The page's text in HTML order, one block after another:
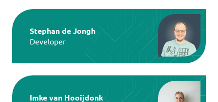
Stephan de Jongh
Developer
Imke van Hooijdonk